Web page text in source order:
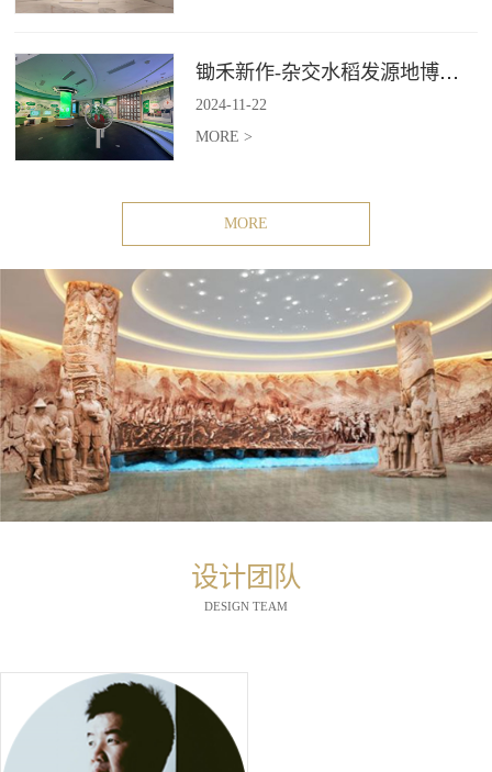
锄禾新作-杂交水稻发源地博物苑，欢迎前去打卡体验
2024-11 -22
MORE >
MORE
设计团队
DESIGN TEAM